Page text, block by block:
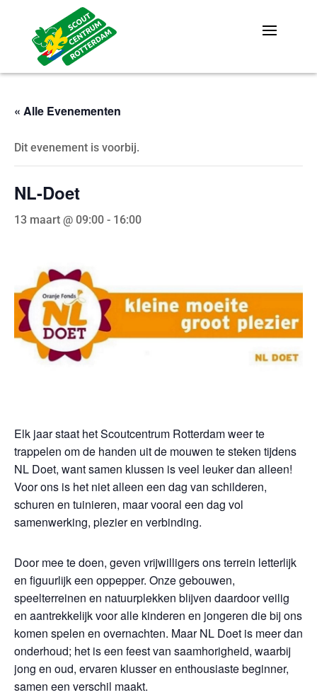
« Alle Evenementen
Dit evenement is voorbij.
NL-Doet
13 maart @ 09:00 - 16:00
Elk jaar staat het Scoutcentrum Rotterdam weer te
trappelen om de handen uit de mouwen te steken tijdens
NL Doet, want samen klussen is veel leuker dan alleen!
Voor ons is het niet alleen een dag van schilderen,
schuren en tuinieren, maar vooral een dag vol
samenwerking, plezier en verbinding.
Door mee te doen, geven vrijwilligers ons terrein letterlijk
en figuurlijk een oppepper. Onze gebouwen,
speelterreinen en natuurplekken blijven daardoor veilig
en aantrekkelijk voor alle kinderen en jongeren die bij ons
komen spelen en overnachten. Maar NL Doet is meer dan
onderhoud; het is een feest van saamhorigheid, waarbij
jong en oud, ervaren klusser en enthousiaste beginner,
samen een verschil maakt.